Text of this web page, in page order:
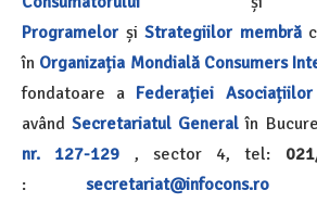
Programelor șiStrategiilor membră
în Organizația Mondială Consumers
fondatoare a Federației
avândSecretariatul General în
nr. 127-129 , sector 4, tel:
:secretariat@infocons.ro